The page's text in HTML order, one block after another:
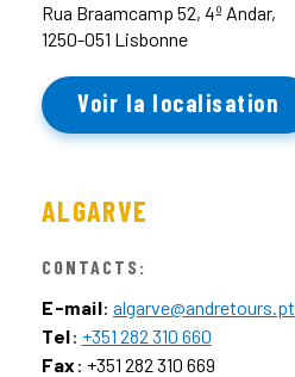
Rua Braamcamp 52, 4º Andar,
1250-051 Lisbonne
Voir la localisation
ALGARVE
CONTACTS:
E-mail: algarve@andretours.pt
Tel: +351 282 310 660
Fax : +351 282 310 669